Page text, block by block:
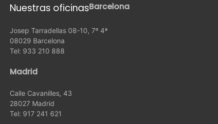
Nuestras oficinasBarcelona
Josep Tarradellas 08-10, 7º 4ª
08029 Barcelona
Tel: 933 210 888
Madrid
Calle Cavanilles, 43
28027 Madrid
Tel: 917 241 621